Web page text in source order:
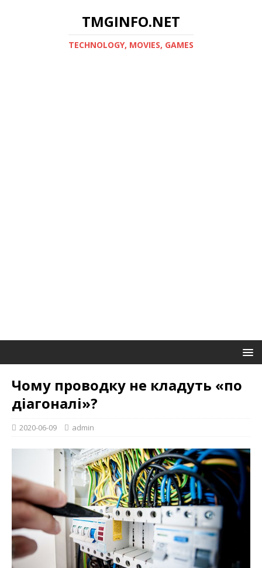
TMGINFO.NET
ТECHNOLOGY, MOVIES, GAMES
Чому проводку не кладуть «по
діагоналі»?
2020-06-09 admin